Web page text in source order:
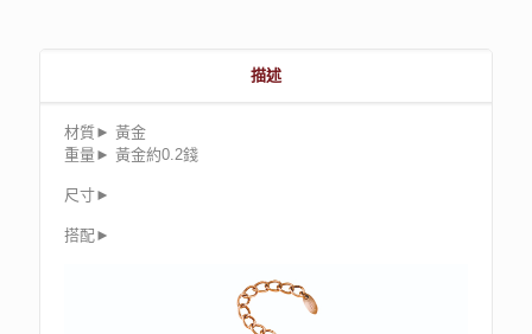
描述
材質► 黃金
重量► 黃金約0.2錢
尺寸►
搭配►